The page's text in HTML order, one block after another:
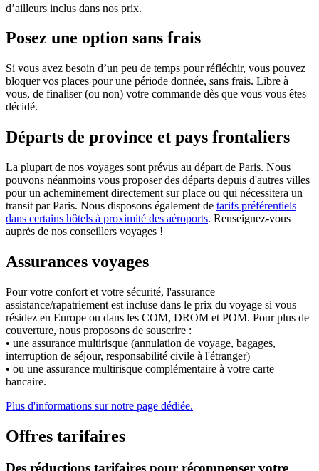
d’ailleurs inclus dans nos prix.
Posez une option sans frais
Si vous avez besoin d’un peu de temps pour réfléchir, vous pouvez
bloquer vos places pour une période donnée, sans frais. Libre à
vous, de finaliser (ou non) votre commande dès que vous vous êtes
décidé.
Départs de province et pays frontaliers
La plupart de nos voyages sont prévus au départ de Paris. Nous
pouvons néanmoins vous proposer des départs depuis d'autres villes
pour un acheminement directement sur place ou qui nécessitera un
transit par Paris. Nous disposons également de tarifs préférentiels
dans certains hôtels à proximité des aéroports. Renseignez-vous
auprès de nos conseillers voyages !
Assurances voyages
Pour votre confort et votre sécurité, l'assurance
assistance/rapatriement est incluse dans le prix du voyage si vous
résidez en Europe ou dans les COM, DROM et POM. Pour plus de
couverture, nous proposons de souscrire :
• une assurance multirisque (annulation de voyage, bagages,
interruption de séjour, responsabilité civile à l'étranger)
• ou une assurance multirisque complémentaire à votre carte
bancaire.
Plus d'informations sur notre page dédiée.
Offres tarifaires
Des réductions tarifaires pour récompenser votre